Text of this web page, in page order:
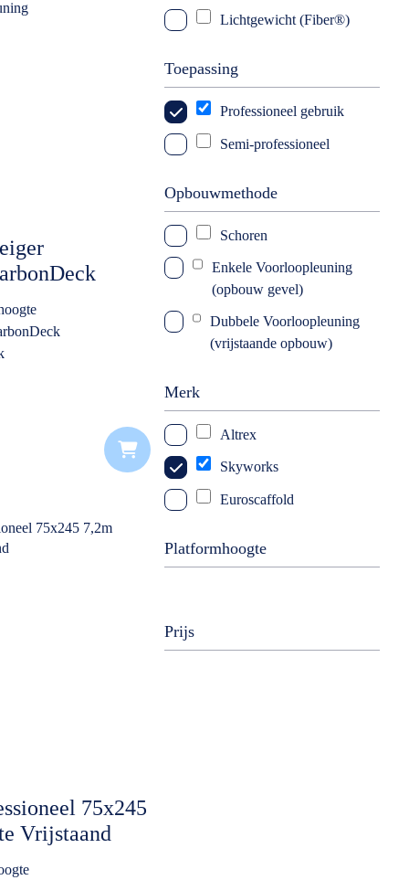
75x245
Vrijstaand
Lichtgewicht (Fiber®)
Toepassing
Professioneel gebruik
Semi-professioneel
Opbouwmethode
Schoren
Enkele Voorloopleuning
(opbouw gevel)
Dubbele Voorloopleuning
(vrijstaande opbouw)
Merk
Altrex
Skyworks
Euroscaffold
Platformhoogte
Prijs